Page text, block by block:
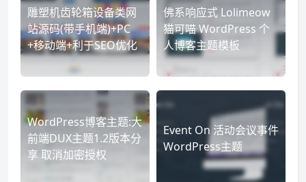
雕塑机齿轮箱设备类网
站源码(带手机端)+PC
+移动端+利于SEO优化
佛系响应式 Lolimeow
猫可喵 WordPress 个
人博客主题模板
WordPress博客主题:大
前端DUX主题1.2版本分
享 取消加密授权
Event On 活动会议事件
WordPress主题